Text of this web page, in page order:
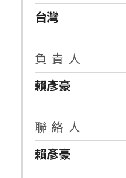
台灣
負 責 人
賴彥豪
聯 絡 人
賴彥豪